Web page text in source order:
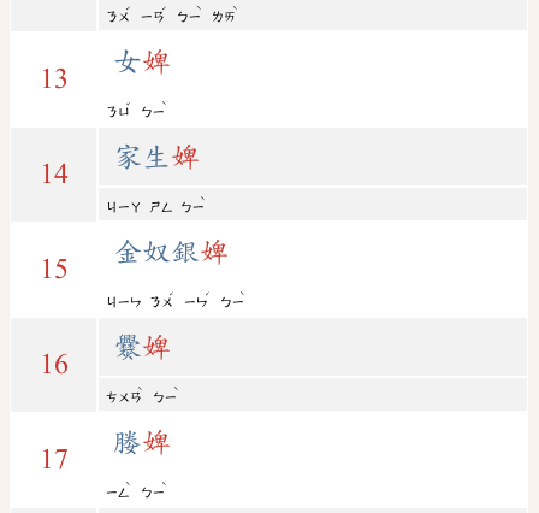
ㄋㄨ
ˊ
ㄧㄢ
ˊ
ㄅㄧ
ˋ
ㄌㄞ
ˋ
13
女婢
ㄋㄩ
ˇ
ㄅㄧ
ˋ
14
家生 婢
ㄐㄧㄚ ㄕㄥ ㄅㄧ
ˋ
15
金奴銀婢
ㄐㄧㄣ ㄋㄨ
ˊ
ㄧㄣ
ˊ
ㄅㄧ
ˋ
16
爨婢
ㄘㄨㄢ
ˋ
ㄅㄧ
ˋ
17
媵婢
ㄧㄥ
ˋ
ㄅㄧ
ˋ